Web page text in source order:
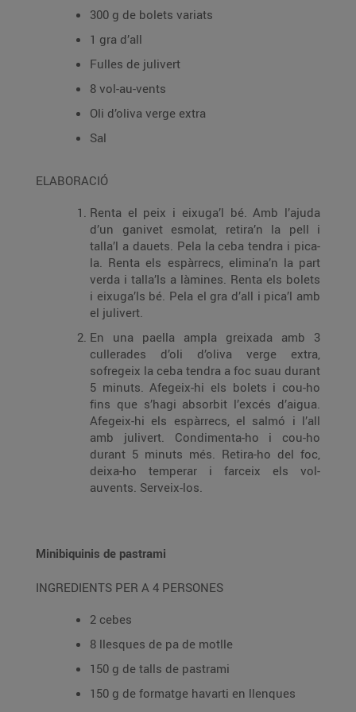
300 g de bolets variats
1 gra d’all
Fulles de julivert
8 vol-au-vents
Oli d’oliva verge extra
Sal
ELABORACIÓ
Renta el peix i eixuga’l bé. Amb l’ajuda
d’un ganivet esmolat, retira’n la pell i
talla’l a dauets. Pela la ceba tendra i pica-
la. Renta els espàrrecs, elimina’n la part
verda i talla’ls a làmines. Renta els bolets
i eixuga’ls bé. Pela el gra d’all i pica’l amb
el julivert.
En una paella ampla greixada amb 3
cullerades d’oli d’oliva verge extra,
sofregeix la ceba tendra a foc suau durant
5 minuts. Afegeix-hi els bolets i cou-ho
fins que s’hagi absorbit l’excés d’aigua.
Afegeix-hi els espàrrecs, el salmó i l’all
amb julivert. Condimenta-ho i cou-ho
durant 5 minuts més. Retira-ho del foc,
deixa-ho temperar i farceix els vol-
auvents. Serveix-los.
Minibiquinis de pastrami
INGREDIENTS PER A 4 PERSONES
2 cebes
8 llesques de pa de motlle
150 g de talls de pastrami
150 g de formatge havarti en llenques